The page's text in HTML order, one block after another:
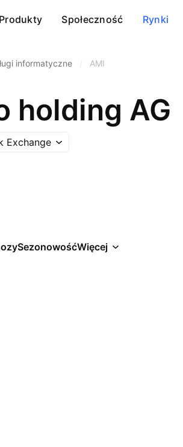
Produkty Społeczność Rynki
informatyczne AMI
holding AG
Exchange
SezonowośćWięcej